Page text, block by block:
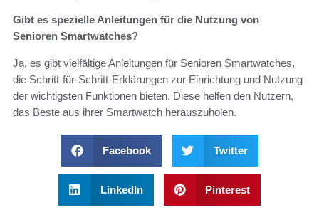
Gibt es spezielle Anleitungen für die Nutzung von
Senioren Smartwatches?
Ja, es gibt vielfältige Anleitungen für Senioren Smartwatches,
die Schritt-für-Schritt-Erklärungen zur Einrichtung und Nutzung
der wichtigsten Funktionen bieten. Diese helfen den Nutzern,
das Beste aus ihrer Smartwatch herauszuholen.
Facebook Twitter
LinkedIn Pinterest